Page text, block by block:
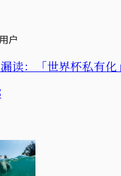
户
读：「世界杯私有化